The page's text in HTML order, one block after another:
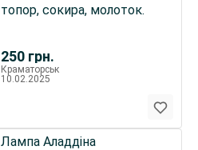
250 грн.
топор, сокира, молоток.
Краматорськ
10.02.2025
Лампа Аладдіна